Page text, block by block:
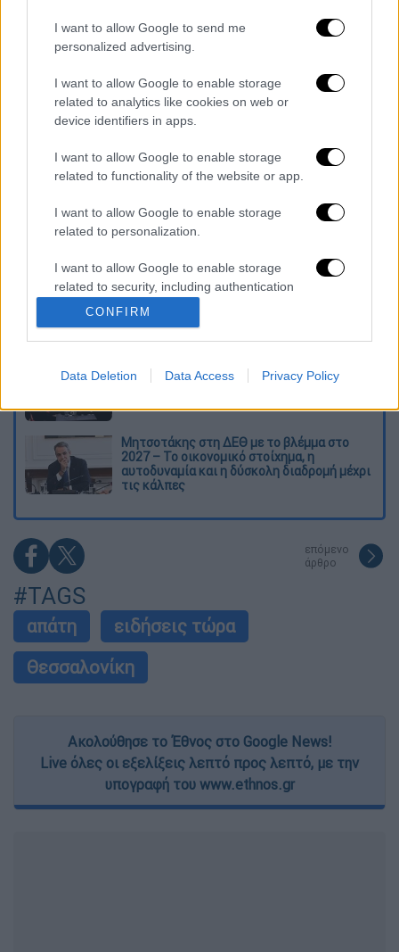
I want to allow Google to send me
personalized advertising.
I want to allow Google to enable storage
related to analytics like cookies on web or
device identifiers in apps.
I want to allow Google to enable storage
related to functionality of the website or app.
I want to allow Google to enable storage
related to personalization.
I want to allow Google to enable storage
related to security, including authentication
functionality and fraud prevention, and other
user protection.
CONFIRM
Data Deletion Data Access Privacy Policy
παράλυτος δρομέας Άλεκ Ρόκα που
συγκίνησε τον πλανήτη έχει πάντα στο
πλευρό του την Μαρί Κάρμε
Ελλάκτωρ - Intrakat: Ανακοινώνεται το
deal της χρονιάς στις κατασκευές με
την εξαγορά της Άκτωρ
Διαβάστε ακόμη
Ξεφυλλίζοντας... τέσσερις ιστορίες για τη
γνώση, τη φύση και την τεχνολογία
Απίστευτη ιστορία στην Ελλάδα – Πώς μια
μπάλα ταξίδεψε στη θάλασσα 80 μίλια για
να κρατήσει ζωντανό έναν 30χρονο!
Κορυφώνεται το κύμα ζέστης: Πού θα
δείξει 40αρια το θερμόμετρο - Οι περιοχές
Μητσοτάκης στη ΔΕΘ με το βλέμμα στο
2027 – Το οικονομικό στοίχημα, η
αυτοδυναμία και η δύσκολη διαδρομή μέχρι
τις κάλπες
επόμενο
άρθρο
#TAGS
απάτη
ειδήσεις τώρα
Θεσσαλονίκη
Ακολούθησε το Έθνος στο Google News!
Live όλες οι εξελίξεις λεπτό προς λεπτό, με την
υπογραφή του www.ethnos.gr